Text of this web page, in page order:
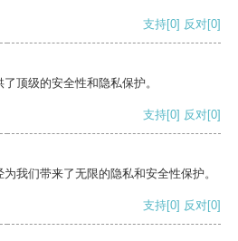
支持[0] 反对[0]
顶级的安全性和隐私保护。
支持[0] 反对[0]
我们带来了无限的隐私和安全性保护。
支持[0] 反对[0]